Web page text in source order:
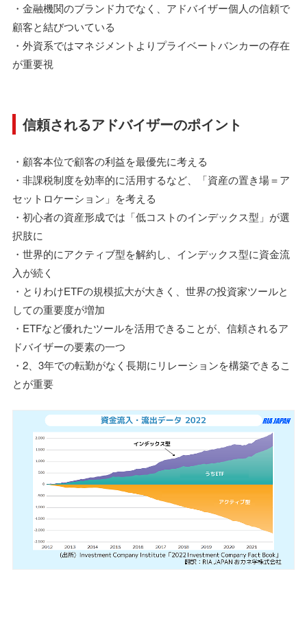
・金融機関のブランド力でなく、アドバイザー個人の信頼で
顧客と結びついている
・外資系ではマネジメントよりプライベートバンカーの存在
が重要視
信頼されるアドバイザーのポイント
・顧客本位で顧客の利益を最優先に考える
・非課税制度を効率的に活用するなど、「資産の置き場＝ア
セットロケーション」を考える
・初心者の資産形成では「低コストのインデックス型」が選
択肢に
・世界的にアクティブ型を解約し、インデックス型に資金流
入が続く
・とりわけETFの規模拡大が大きく、世界の投資家ツールと
しての重要度が増加
・ETFなど優れたツールを活用できることが、信頼されるア
ドバイザーの要素の一つ
・2、3年での転勤がなく長期にリレーションを構築できるこ
とが重要